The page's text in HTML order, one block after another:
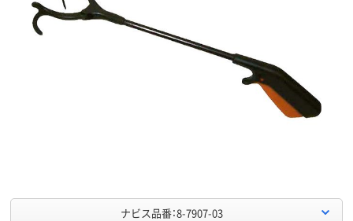
ナビス品番：8-7907-03